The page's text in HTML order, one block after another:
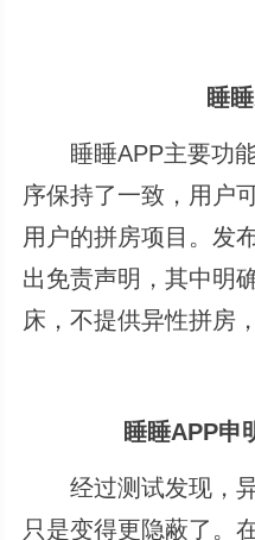
睡
睡睡APP主要功能
序保持了一致，用户
用户的拼房项目。发
出免责声明，其中明
床，不提供异性拼房
睡睡APP申
经过测试发现，异
只是变得更隐蔽了。